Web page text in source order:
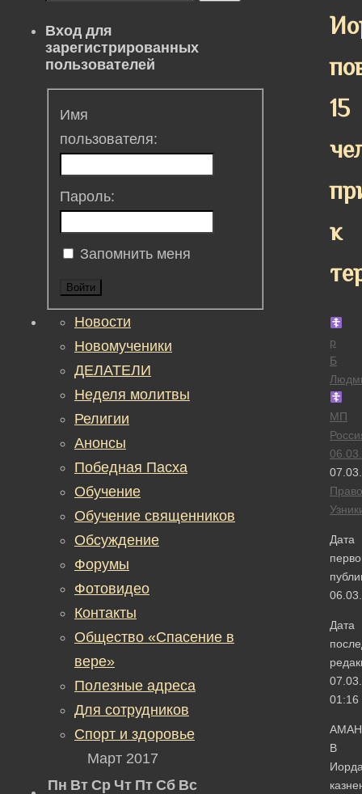
15
к
р
Б
МП
Дата
Дата
01:16
В
Вход для
зарегистрированных
пользователей
Имя
пользователя:
Пароль:
Запомнить меня
Войти
Новости
Новомученики
ДЕЛАТЕЛИ
Неделя молитвы
Религии
Анонсы
Победная Пасха
Обучение
Обучение священников
Обсуждение
Форумы
Фотовидео
Контакты
Общество «Спасение в
вере»
Полезные адреса
Для сотрудников
Спорт и здоровье
Март 2017
Пн Вт Ср Чт Пт Сб Вс